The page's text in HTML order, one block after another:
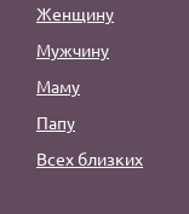
Женщину
Мужчину
Маму
Папу
Всех близких